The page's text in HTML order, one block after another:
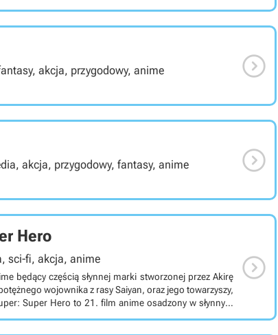
akcja, przygodowy, anime 
akcja, przygodowy, fantasy, anime 
Hero
sci-fi, akcja, anime
będący częścią słynnej marki stworzonej przez Akirę
wojownika z rasy Saiyan, oraz jego towarzyszy,
